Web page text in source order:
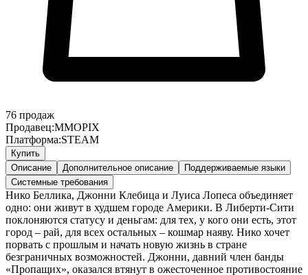
76 продаж
Продавец:MMOPIX
Платформа:STEAM
Купить
Описание
Дополнительное описание
Поддерживаемые языки
Системные требования
Нико Беллика, Джонни Клебица и Луиса Лопеса объединяет
одно: они живут в худшем городе Америки. В Либерти-Сити
поклоняются статусу и деньгам: для тех, у кого они есть, этот
город – рай, для всех остальных – кошмар наяву. Нико хочет
порвать с прошлым и начать новую жизнь в стране
безграничных возможностей. Джонни, давний член банды
«Пропащих», оказался втянут в ожесточенное противостояние